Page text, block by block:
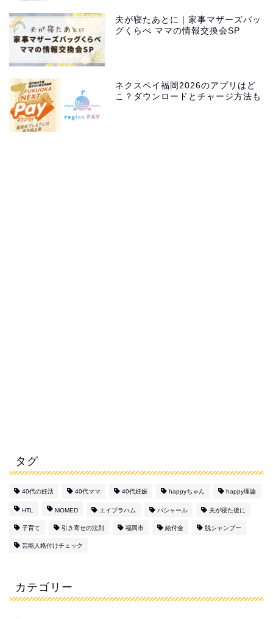
夫が寝たあとに｜家事マザーズバッ
グくらべ ママの情報交換会SP
ネクスペイ福岡2026のアプリはど
こ？ダウンロードとチャージ方法も
タグ
40代の妊活 40代ママ 40代妊娠 happyちゃん happy理論
HTL MOMED エイブラハム バシャール 夫が寝た後に
子育て 引き寄せの法則 福岡市 給付金 脱シャンプー
芸能人格付けチェック
カテゴリー